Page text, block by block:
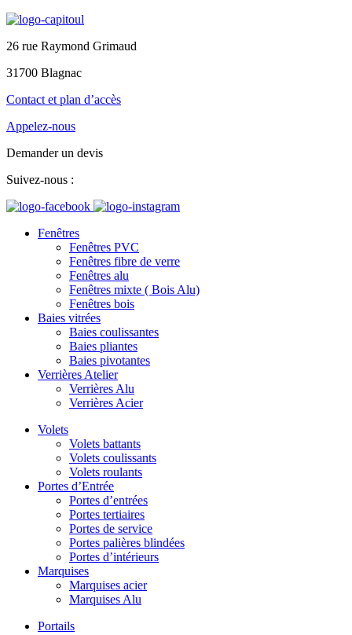
26 rue Raymond Grimaud
31700 Blagnac
Contact et plan d’accès
Appelez-nous
Demander un devis
Suivez-nous :
Fenêtres
Fenêtres PVC
Fenêtres fibre de verre
Fenêtres alu
Fenêtres mixte ( Bois Alu)
Fenêtres bois
Baies vitrées
Baies coulissantes
Baies pliantes
Baies pivotantes
Verrières Atelier
Verrières Alu
Verrières Acier
Volets
Volets battants
Volets coulissants
Volets roulants
Portes d’Entrée
Portes d’entrées
Portes tertiaires
Portes de service
Portes palières blindées
Portes d’intérieurs
Marquises
Marquises acier
Marquises Alu
Portails